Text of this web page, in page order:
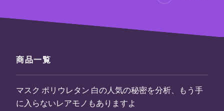
商品一覧
マスク ポリウレタン 白の人気の秘密を分析、もう手
に入らないレアモノもありますよ